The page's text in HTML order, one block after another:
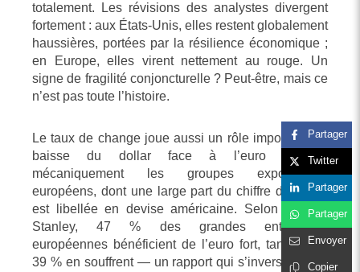
totalement. Les révisions des analystes divergent
fortement : aux États-Unis, elles restent globalement
haussières, portées par la résilience économique ;
en Europe, elles virent nettement au rouge. Un
signe de fragilité conjoncturelle ? Peut-être, mais ce
n’est pas toute l’histoire.
Le taux de change joue aussi un rôle important. La
baisse du dollar face à l’euro impacte
mécaniquement les groupes exportateurs
européens, dont une large part du chiffre d’affaires
est libellée en devise américaine. Selon Morgan
Stanley, 47 % des grandes entreprises
européennes bénéficient de l’euro fort, tandis que
39 % en souffrent — un rapport qui s’inverse si l’on
Partager
Twitter
Partager
Partager
Envoyer
Copier